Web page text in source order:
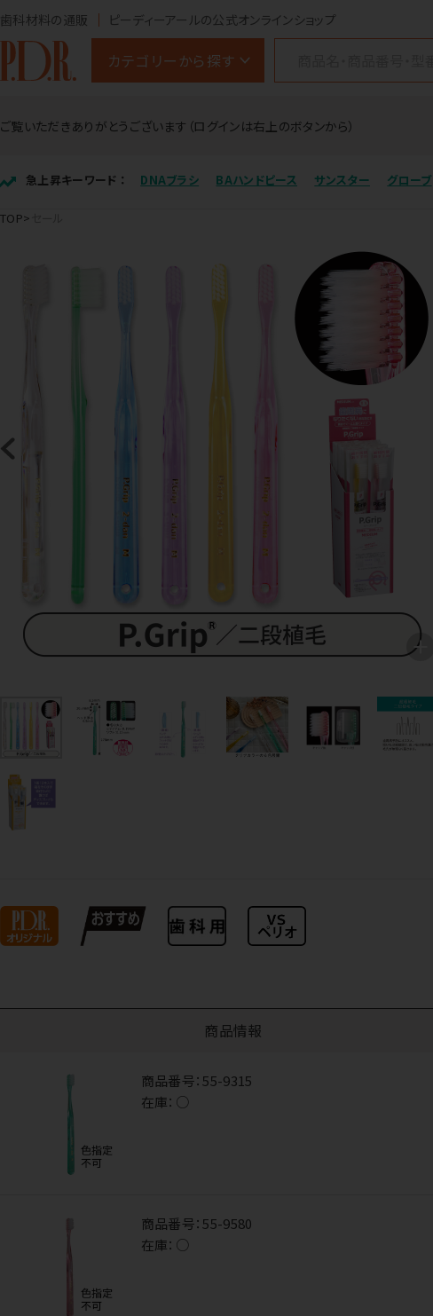
歯科材料の通販 ピーディーアールの公式オンラインショップ
カテゴリーから探す
ご覧いただきありがとうございます（ログインは右上のボタンから）
急上昇キーワード ： DNAブラシ BAハンドピース サンスター グローブ
TOP
商品情報
商品番号：55-9315
在庫： ○
商品番号：55-9580
在庫： ○